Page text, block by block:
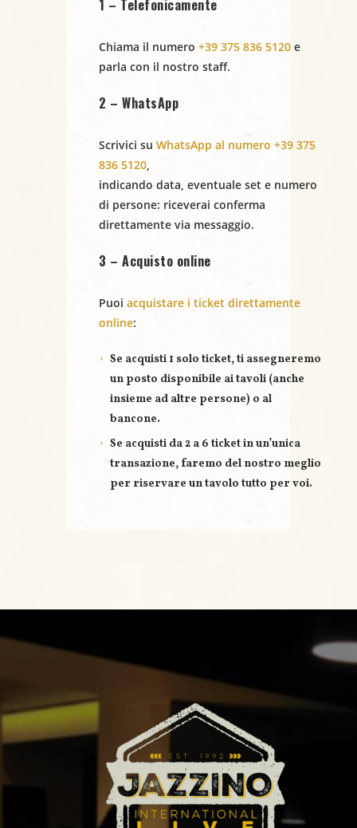
g
i
o
n
1 – Telefonicamente
Chiama il numero +39 375 836 5120 e
parla con il nostro staff.
2 – WhatsApp
Scrivici su WhatsApp al numero +39 375
836 5120,
indicando data, eventuale set e numero
di persone: riceverai conferma
direttamente via messaggio.
3 – Acquisto online
Puoi acquistare i ticket direttamente
online:
Se acquisti 1 solo ticket, ti assegneremo
un posto disponibile ai tavoli (anche
insieme ad altre persone) o al
bancone.
Se acquisti da 2 a 6 ticketin un’unica
transazione, faremo del nostro meglio
per riservare untavolo tutto per voi.